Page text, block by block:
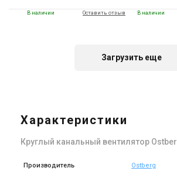
В наличии Оставить отзыв
Цена
14 520 грн
Купить
В наличии
Загрузить еще
Характеристики
Круглый канальный вентилятор
Производитель Ostberg